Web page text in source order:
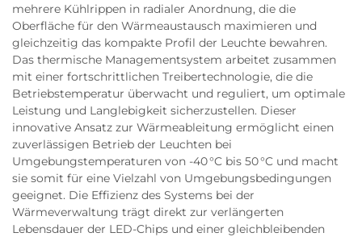
mehrere Kühlrippen in radialer Anordnung, die die
Oberfläche für den Wärmeaustausch maximieren und
gleichzeitig das kompakte Profil der Leuchte bewahren.
Das thermische Managementsystem arbeitet zusammen
mit einer fortschrittlichen Treibertechnologie, die die
Betriebstemperatur überwacht und reguliert, um optimale
Leistung und Langlebigkeit sicherzustellen. Dieser
innovative Ansatz zur Wärmeableitung ermöglicht einen
zuverlässigen Betrieb der Leuchten bei
Umgebungstemperaturen von -40 °C bis 50 °C und macht
sie somit für eine Vielzahl von Umgebungsbedingungen
geeignet. Die Effizienz des Systems bei der
Wärmeverwaltung trägt direkt zur verlängerten
Lebensdauer der LED-Chips und einer gleichbleibenden